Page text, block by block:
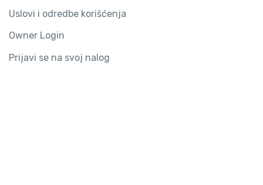
Uslovi i odredbe korišćenja
Owner Login
Prijavi se na svoj nalog